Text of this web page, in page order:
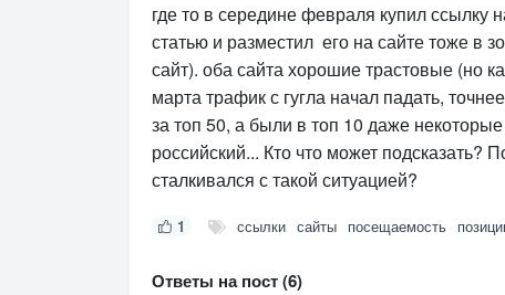
где то в середине февраля купил ссылку
статью и разместил его на сайте тоже в
сайт). оба сайта хорошие трастовые (но
марта трафик с гугла начал падать,
за топ 50, а были в топ 10 даже
российский... Кто что может подсказать?
сталкивался с такой ситуацией?
1 ссылки сайты посещаемость
Ответы на пост (6)